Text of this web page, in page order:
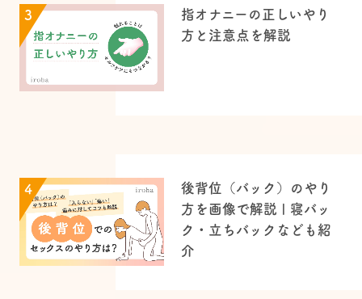
3
指オナニーの正しいやり
方と注意点を解説
4
後背位（バック）のやり
方を画像で解説 | 寝バッ
ク・立ちバックなども紹
介